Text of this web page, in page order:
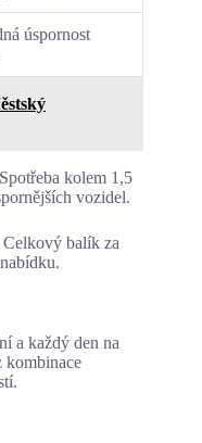
úspornost
kolem 1,5
vozidel.
Celkový balík za
a každý den na
kombinace